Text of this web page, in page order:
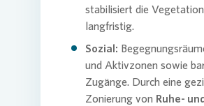
stabilisiert die Vegetation
langfristig.
Sozial:
und Aktivzonen sowie
Zugänge. Durch eine
Zonierung von Ruhe-